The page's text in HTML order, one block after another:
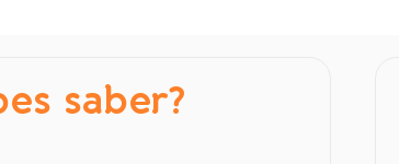
saber?